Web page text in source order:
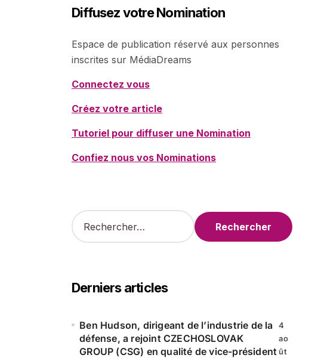
Diffusez votre Nomination
Espace de publication réservé aux personnes
inscrites sur MédiaDreams
Connectez vous
Créez votre article
Tutoriel pour diffuser une Nomination
Confiez nous vos Nominations
R
e
r
c
e
Derniers articles
Ben Hudson, dirigeant de l’industrie de la
défense, a rejoint CZECHOSLOVAK
GROUP (CSG) en qualité de vice-président
4
ao
ût